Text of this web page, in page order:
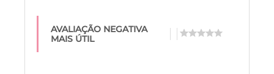
AVALIAÇÃO NEGATIVA
MAIS ÚTIL